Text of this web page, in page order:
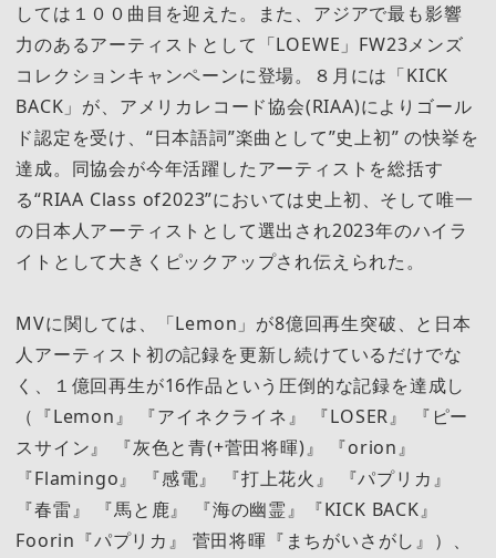
しては１００曲目を迎えた。また、アジアで最も影響
力のあるアーティストとして「LOEWE」FW23メンズ
コレクションキャンペーンに登場。８月には「KICK
BACK」が、アメリカレコード協会(RIAA)によりゴール
ド認定を受け、“日本語詞”楽曲として”史上初” の快挙を
達成。同協会が今年活躍したアーティストを総括す
る“RIAA Class of2023”においては史上初、そして唯一
の日本人アーティストとして選出され2023年のハイラ
イトとして大きくピックアップされ伝えられた。
MVに関しては、「Lemon」が8億回再生突破、と日本
人アーティスト初の記録を更新し続けているだけでな
く、１億回再生が16作品という圧倒的な記録を達成し
（『Lemon』 『アイネクライネ』 『LOSER』 『ピー
スサイン』 『灰色と青(+菅田将暉)』 『orion』
『Flamingo』 『感電』 『打上花火』 『パプリカ』
『春雷』 『馬と鹿』 『海の幽霊』『KICK BACK』
Foorin『パプリカ』 菅田将暉『まちがいさがし』）、